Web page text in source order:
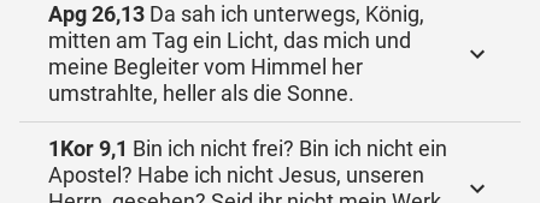
Apg 26,13 Da sah ich unterwegs, König,
mitten am Tag ein Licht, das mich und
meine Begleiter vom Himmel her
umstrahlte, heller als die Sonne.
1Kor 9,1 Bin ich nicht frei? Bin ich nicht ein
Apostel? Habe ich nicht Jesus, unseren